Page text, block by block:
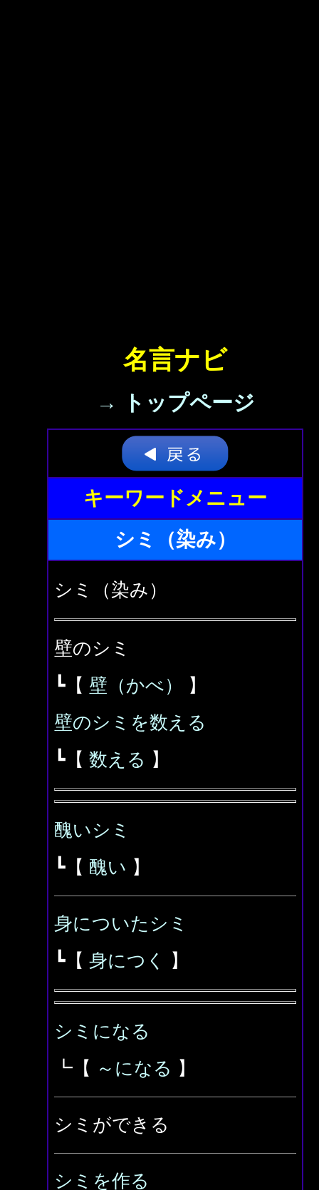
名言ナビ
→ トップページ
キーワードメニュー
シミ（染み）
シミ（染み）
壁のシミ
┗【 壁（かべ）
】
壁のシミを数える
┗【 数える 】
醜いシミ
┗【 醜い 】
身についたシミ
┗【 身につく 】
シミになる
┗【 ～になる 】
シミができる
シミを作る